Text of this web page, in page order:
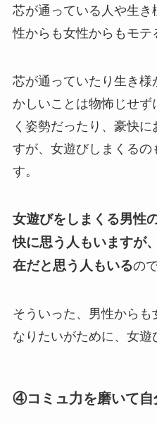
芯が通っている人や生き
性からも女性からもモテ
芯が通っていたり生き
かしいことは物怖じせ
く姿勢だったり、豪快
すが、女遊びしまくる
す。
女遊びをしまくる男性
快に思う人もいますが
在だと思う人もいるの
そういった、男性から
なりたいがために、女遊
④コミュ力を磨いて自